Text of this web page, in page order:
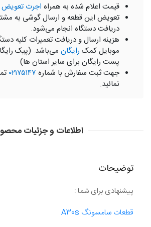
قیمت اعلام شده به همراه اجرت تعویض
تعویض این قطعه و ارسال گوشی به
دریافت دستگاه انجام می‌شود.
هزینه ارسال و دریافت تعمیرات کلیه
موبایل کمک رایگان می‌باشد. (پیک
پست رایگان برای سایر استان ها)
جهت ثبت سفارش با شماره ۰۲۱۷۵۱۴۷
نمائید.
اطلاعات و جزئیات
توضیحات
پیشنهادی برای شما :
قطعات سامسونگ A30s